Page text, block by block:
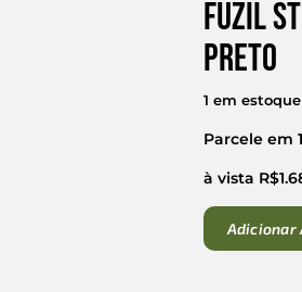
Fuzil
Preto
1 em estoque
Parcele em
à vista R$
Adicionar